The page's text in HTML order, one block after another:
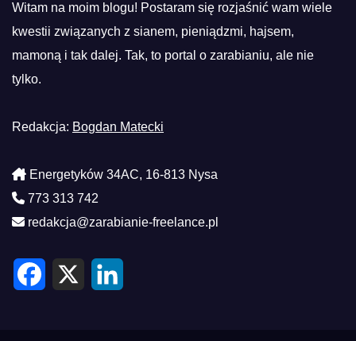
Witam na moim blogu! Postaram się rozjaśnić wam wiele
kwestii związanych z sianem, pieniądzmi, hajsem,
mamoną i tak dalej. Tak, to portal o zarabianiu, ale nie
tylko.
Redakcja: Bogdan Matecki
Energetyków 34AC, 16-813 Nysa
773 313 742
redakcja@zarabianie-freelance.pl
F
X